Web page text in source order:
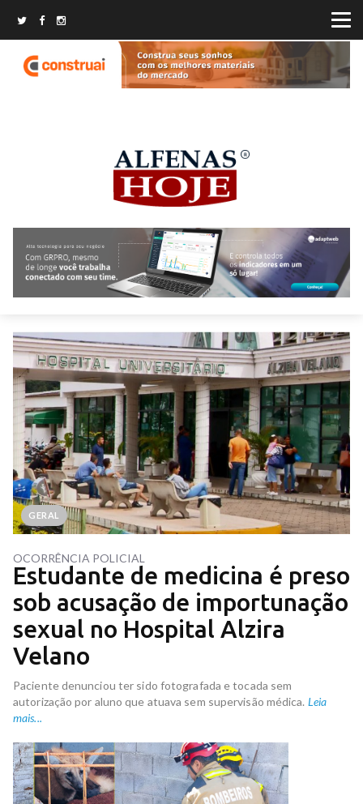
GERAL
OCORRÊNCIA POLICIAL
Estudante de medicina é preso
sob acusação de importunação
sexual no Hospital Alzira
Velano
Paciente denunciou ter sido fotografada e tocada sem
autorização por aluno que atuava sem supervisão médica. Leia
mais...